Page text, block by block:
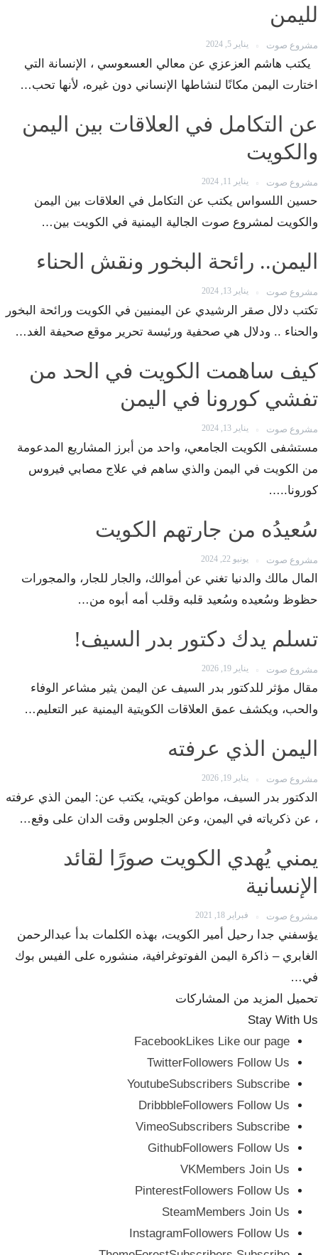
لليمن
مشروع صوت يناير 5, 2024
يكتب هاشم العزعزي عن معالي العسعوسي ، الإنسانة التي
اختارت اليمن مكانًا لنشاطها الإنساني دون غيره، لأنها تحب…
عن التكامل في العلاقات بين اليمن
والكويت
مشروع صوت يناير 11, 2024
حسين اللسواس يكتب عن التكامل في العلاقات بين اليمن
والكويت لمشروع صوت الجالية اليمنية في الكويت بين…
اليمن.. رائحة البخور ونقش الحناء
مشروع صوت يناير 13, 2024
تكتب دلال صقر الرشيدي عن اليمنيين في الكويت ورائحة البخور
والحناء .. ودلال هي صحفية ورئيسة تحرير موقع صحيفة الغد…
كيف ساهمت الكويت في الحد من
تفشي كورونا في اليمن
مشروع صوت يناير 13, 2024
مستشفى الكويت الجامعي، واحد من أبرز المشاريع المدعومة
من الكويت في اليمن والذي ساهم في علاج مصابي فيروس
كورونا..…
سُعيدُه من جارتهم الكويت
مشروع صوت يونيو 22, 2024
المال مالك والدنيا تغني عن أموالك، والجار للجار، والمجورات
حظوظ وسُعيده وسُعيد قلبه وقلب أمه أبوه من…
تسلم يدك دكتور بدر السيف!
مشروع صوت يناير 19, 2026
مقال مؤثر للدكتور بدر السيف عن اليمن يثير مشاعر الوفاء
والحب، ويكشف عمق العلاقات الكويتية اليمنية عبر التعليم…
اليمن الذي عرفته
مشروع صوت يناير 19, 2026
الدكتور بدر السيف، مواطن كويتي، يكتب عن: اليمن الذي عرفته
، عن ذكرياته في اليمن، وعن الجلوس وقت الدان على وقع…
يمني يُهدي الكويت صورًا لقائد
الإنسانية
مشروع صوت فبراير 18, 2021
يؤسفني جدا رحيل أمير الكويت، بهذه الكلمات بدأ عبدالرحمن
الغابري – ذاكرة اليمن الفوتوغرافية، منشوره على الفيس بوك
في…
تحميل المزيد من المشاركات
Stay With Us
FacebookLikes Like our page
TwitterFollowers Follow Us
YoutubeSubscribers Subscribe
DribbbleFollowers Follow Us
VimeoSubscribers Subscribe
GithubFollowers Follow Us
VKMembers Join Us
PinterestFollowers Follow Us
SteamMembers Join Us
InstagramFollowers Follow Us